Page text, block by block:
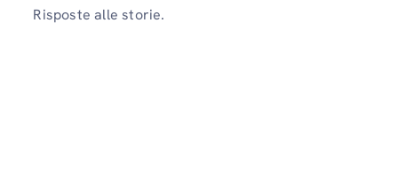
Risposte alle storie.